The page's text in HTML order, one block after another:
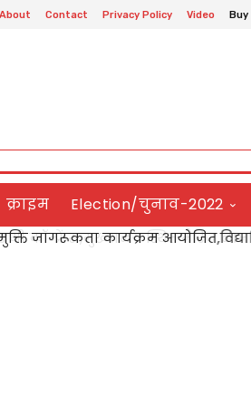
About Contact Privacy Policy Video Buy
क्राइम Election/चुनाव-2022
जागरूकता कार्यक्रम
कॉन्फ्रेंस,मुख्यालय स्थित मैरिज लान